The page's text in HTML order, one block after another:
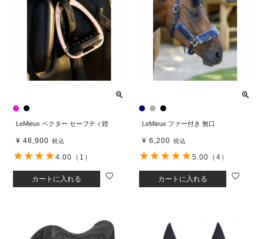
LeMieux ベクター セーフティ鐙
¥ 48,900 税込
カートに入れる
4.00 （1）
LeMieux ファー付き 無口
¥ 6,200 税込
カートに入れる
5.00 （4）